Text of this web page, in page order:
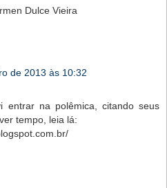
Dulce Vieira
de 2013 às 10:32
entrar na polêmica, citando seus
tempo, leia lá: